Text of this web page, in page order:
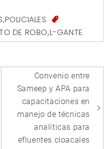
,POLICIALES
DE ROBO,L-GANTE
Convenio entre
Sameep y APA para
capacitaciones en
manejo de técnicas
analíticas para
efluentes cloacales